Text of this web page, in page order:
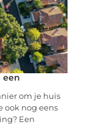
een
om je huis
ook nog eens
Een